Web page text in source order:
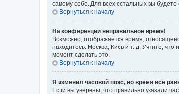
самому себе. Для всех остальных вы
Вернуться к началу
На конференции неправильное время!
Возможно, отображается время,
находитесь: Москва, Киев и т. д. Учтите,
момент сделать это.
Вернуться к началу
Я изменил часовой пояс, но время всё
Если вы уверены, что правильно указали